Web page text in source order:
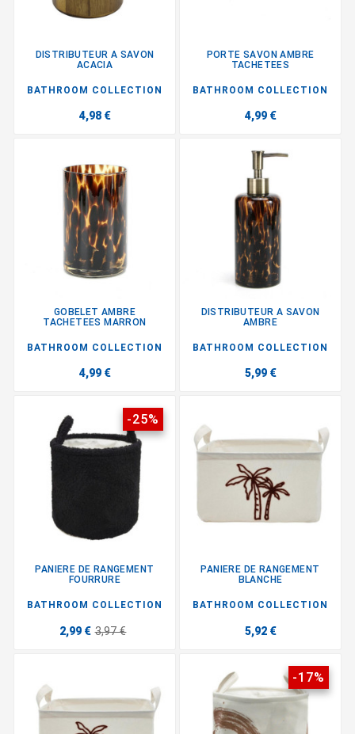
DISTRIBUTEUR A SAVON
ACACIA
BATHROOM COLLECTION
4,98 €
PORTE SAVON AMBRE
TACHETEES
BATHROOM COLLECTION
4,99 €
GOBELET AMBRE
TACHETEES MARRON
BATHROOM COLLECTION
4,99 €
DISTRIBUTEUR A SAVON
AMBRE
BATHROOM COLLECTION
5,99 €
-25%
PANIERE DE RANGEMENT
FOURRURE
BATHROOM COLLECTION
2,99 € 3,97 €
PANIERE DE RANGEMENT
BLANCHE
BATHROOM COLLECTION
5,92 €
-17%